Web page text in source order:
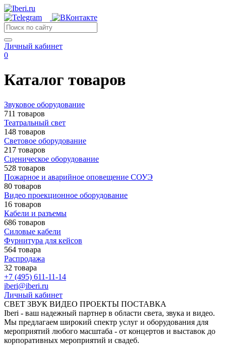
Личный кабинет
0
Каталог товаров
Звуковое оборудование
711 товаров
Театральный свет
148 товаров
Световое оборудование
217 товаров
Сценическое оборудование
528 товаров
Пожарное и аварийное оповещение СОУЭ
80 товаров
Видео проекционное оборудование
16 товаров
Кабели и разъемы
686 товаров
Силовые кабели
Фурнитура для кейсов
564 товара
Распродажа
32 товара
+7 (495) 611-11-14
iberi@iberi.ru
Личный кабинет
СВЕТ ЗВУК ВИДЕО ПРОЕКТЫ ПОСТАВКА
Iberi - ваш надежный партнер в области света, звука и видео.
Мы предлагаем широкий спектр услуг и оборудования для
мероприятий любого масштаба - от концертов и выставок до
корпоративных мероприятий и свадеб.